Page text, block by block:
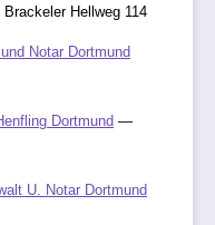
Hellweg 114
Notar Dortmund
Dortmund —
U. Notar Dortmund